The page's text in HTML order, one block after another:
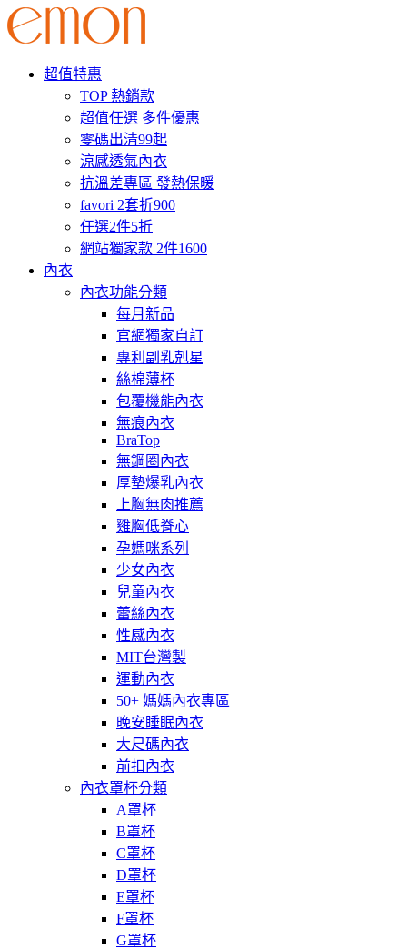
超值特惠
TOP 熱銷款
超值任選 多件優惠
零碼出清99起
涼感透氣內衣
抗溫差專區 發熱保暖
favori 2套折900
任選2件5折
網站獨家款 2件1600
內衣
內衣功能分類
每月新品
官網獨家自訂
專利副乳剋星
絲棉薄杯
包覆機能內衣
無痕內衣
BraTop
無鋼圈內衣
厚墊爆乳內衣
上胸無肉推薦
雞胸低脊心
孕媽咪系列
少女內衣
兒童內衣
蕾絲內衣
性感內衣
MIT台灣製
運動內衣
50+ 媽媽內衣專區
晚安睡眠內衣
大尺碼內衣
前扣內衣
內衣罩杯分類
A罩杯
B罩杯
C罩杯
D罩杯
E罩杯
F罩杯
G罩杯